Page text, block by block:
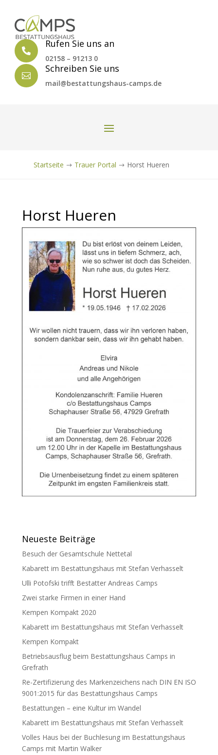

Rufen Sie uns an
02158 – 91213 0

Schreiben Sie uns
mail@bestattungshaus-camps.de
Startseite $ Trauer Portal $ Horst Hueren
Horst Hueren
Neueste Beiträge
Besuch der Gesamtschule Nettetal
Kabarett im Bestattungshaus mit Stefan Verhasselt
Ulli Potofski trifft Bestatter Andreas Camps
Zwei starke Firmen in einer Hand
Kempen Kompakt 2020
Kabarett im Bestattungshaus mit Stefan Verhasselt
Kempen Kompakt
Betriebsausflug beim Bestattungshaus Camps in
Grefrath
Re-Zertifizierung des Markenzeichens nach DIN EN ISO
9001:2015 für das Bestattungshaus Camps
Bestattungen – eine Kultur im Wandel
Kabarett im Bestattungshaus mit Stefan Verhasselt
Volles Haus bei der Buchlesung im Bestattungshaus
Camps mit Martin Walker